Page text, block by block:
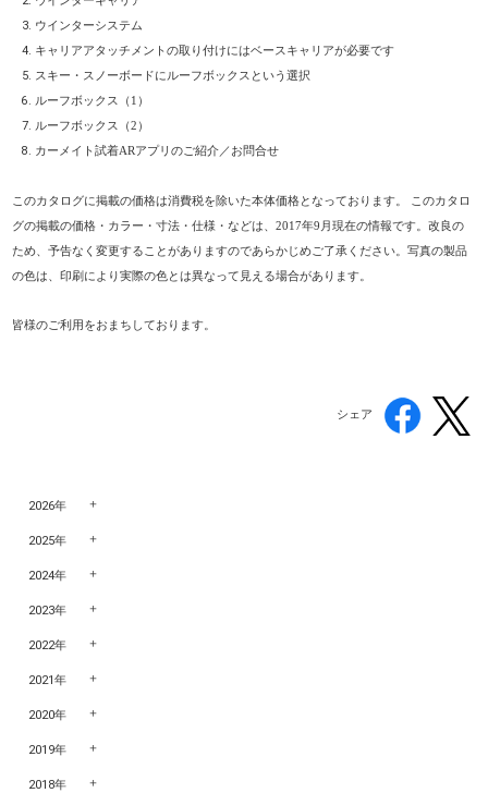
ウインターシステム
キャリアアタッチメントの取り付けにはベースキャリアが必要です
スキー・スノーボードにルーフボックスという選択
ルーフボックス（1）
ルーフボックス（2）
カーメイト試着ARアプリのご紹介／お問合せ
このカタログに掲載の価格は消費税を除いた本体価格となっております。 このカタロ
グの掲載の価格・カラー・寸法・仕様・などは、2017年9月現在の情報です。改良の
ため、予告なく変更することがありますのであらかじめご了承ください。写真の製品
の色は、印刷により実際の色とは異なって見える場合があります。
皆様のご利用をおまちしております。
シェア
2026年
2025年
2024年
2023年
2022年
2021年
2020年
2019年
2018年